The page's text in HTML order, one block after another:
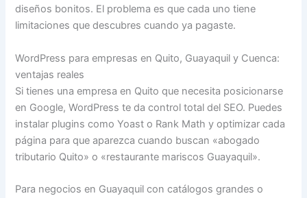
diseños bonitos. El problema es que cada uno tiene
limitaciones que descubres cuando ya pagaste.
WordPress para empresas en Quito, Guayaquil y Cuenca:
ventajas reales
Si tienes una empresa en Quito que necesita posicionarse
en Google, WordPress te da control total del SEO. Puedes
instalar plugins como Yoast o Rank Math y optimizar cada
página para que aparezca cuando buscan «abogado
tributario Quito» o «restaurante mariscos Guayaquil».
Para negocios en Guayaquil con catálogos grandes o